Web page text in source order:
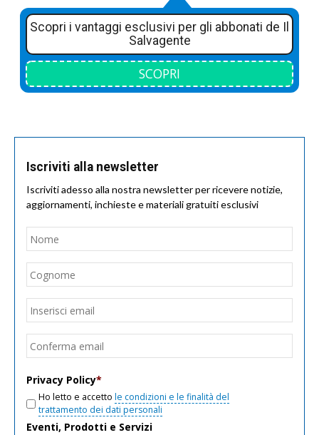
Scopri i vantaggi esclusivi per gli abbonati de Il
Salvagente
SCOPRI
Iscriviti alla newsletter
Iscriviti adesso alla nostra newsletter per ricevere notizie,
aggiornamenti, inchieste e materiali gratuiti esclusivi
Nome
Email
Privacy Policy*
Ho letto e accetto le condizioni e le finalità del
trattamento dei dati personali
Eventi, Prodotti e Servizi